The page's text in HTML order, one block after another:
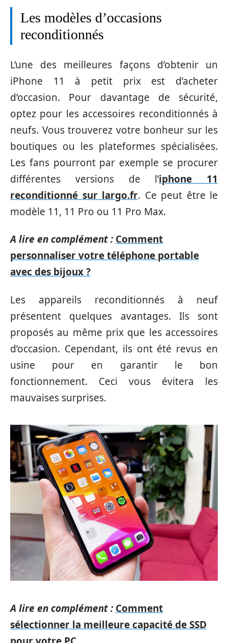
Les modèles d’occasions
reconditionnés
L’une des meilleures façons d’obtenir un
iPhone 11 à petit prix est d’acheter
d’occasion. Pour davantage de sécurité,
optez pour les accessoires reconditionnés à
neufs. Vous trouverez votre bonheur sur les
boutiques ou les plateformes spécialisées.
Les fans pourront par exemple se procurer
différentes versions de l’iphone 11
reconditionné sur largo.fr. Ce peut être le
modèle 11, 11 Pro ou 11 Pro Max.
A lire en complément : Comment
personnaliser votre téléphone portable
avec des bijoux ?
Les appareils reconditionnés à neuf
présentent quelques avantages. Ils sont
proposés au même prix que les accessoires
d’occasion. Cependant, ils ont été revus en
usine pour en garantir le bon
fonctionnement. Ceci vous évitera les
mauvaises surprises.
A lire en complément : Comment
sélectionner la meilleure capacité de SSD